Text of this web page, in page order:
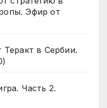
Эфир от
Теракт в Сербии.
Часть 2.